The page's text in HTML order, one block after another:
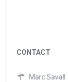
CONTACT
Marc Savall